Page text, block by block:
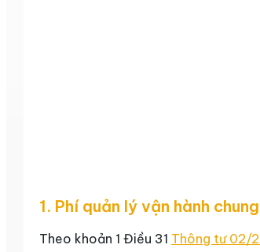
1. Phí quản lý vận hành
Theo khoản 1 Điều 31 Thông tư 02/